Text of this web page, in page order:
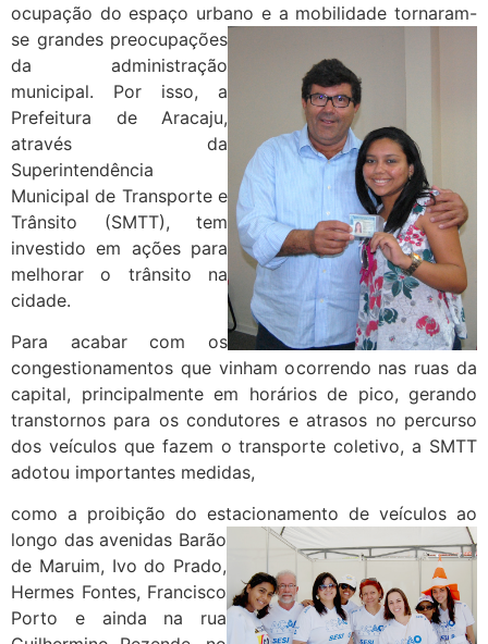
ocupação do espaço urbano e a mobilidade tornaram-
se grandes preocupações
da administração
municipal. Por isso, a
Prefeitura de Aracaju,
através da
Superintendência
Municipal de Transporte e
Trânsito (SMTT), tem
investido em ações para
melhorar o trânsito na
cidade.
Para acabar com os
congestionamentos que vinham ocorrendo nas ruas da
capital, principalmente em horários de pico, gerando
transtornos para os condutores e atrasos no percurso
dos veículos que fazem o transporte coletivo, a SMTT
adotou importantes medidas,
como a proibição do estacionamento de veículos ao
longo das avenidas Barão
de Maruim, Ivo do Prado,
Hermes Fontes, Francisco
Porto e ainda na rua